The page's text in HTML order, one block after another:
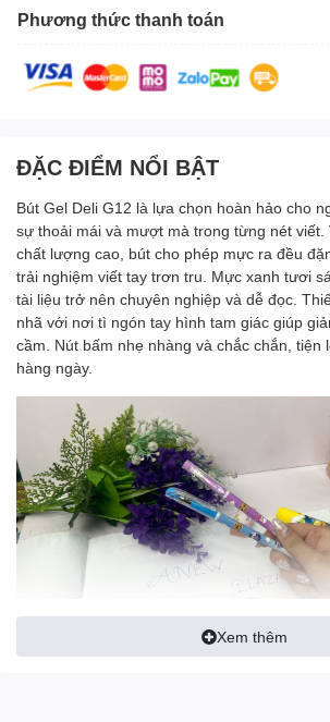
Phương thức thanh toán
ĐẶC ĐIỂM NỔI BẬT
Bút Gel Deli G12 là lựa chọn hoàn hảo cho
sự thoải mái và mượt mà trong từng nét viết.
chất lượng cao, bút cho phép mực ra đều
trải nghiệm viết tay trơn tru. Mực xanh tươi
tài liệu trở nên chuyên nghiệp và dễ đọc.
nhã với nơi tì ngón tay hình tam giác giúp
cầm. Nút bấm nhẹ nhàng và chắc chắn, tiện
hàng ngày.
Xem thêm